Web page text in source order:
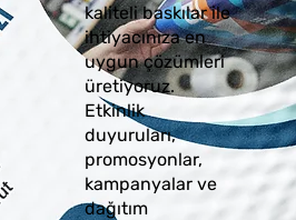
kaliteli baskılar ile
ihtiyacınıza en
uygun çözümleri
üretiyoruz.
Etkinlik
duyuruları,
promosyonlar,
kampanyalar ve
dağıtım